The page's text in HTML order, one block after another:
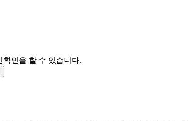
확인을 할 수 있습니다.